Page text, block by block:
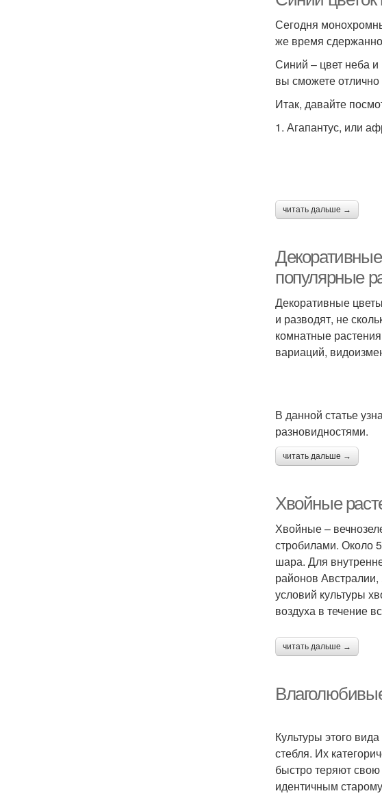
Сегодня
же время
Синий – цвет неба
вы сможете отлично
Итак, давайте
1. Агапантус, или
читать дальше →
популярные
Декоративные
и разводят, не
комнатные
вариаций,
В данной статье
разновидностями.
читать дальше →
Хвойные
Хвойные –
стробилами. Около
шара. Для
районов
условий культуры
воздуха в течение
читать дальше →
Культуры этого
стебля. Их
быстро теряют
идентичным